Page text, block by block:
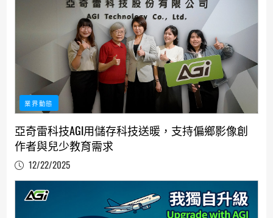
業界動態
亞奇雷科技AGI用儲存科技送暖，支持偏鄉影像創
作者與兒少教育需求
12/22/2025